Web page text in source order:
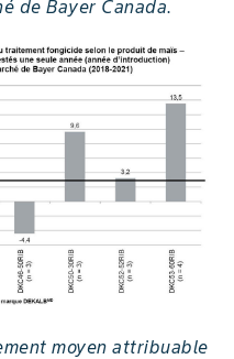
de Bayer Canada.
moyen attribuable